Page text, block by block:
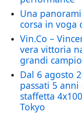
Una
corsa in voga
Vin.Co –
vera vittoria
grandi
Dal 6 agosto
passati 5
staffetta
Tokyo